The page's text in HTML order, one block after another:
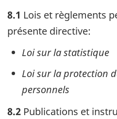
8.1 Lois et règlements
présente directive:
Loi sur la statistique
Loi sur la protection
personnels
8.2 Publications et